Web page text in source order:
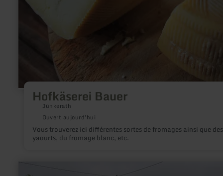
Hofkäserei Bauer
Jünkerath
Ouvert aujourd'hui
Vous trouverez ici différentes sortes de fromages ainsi que des
yaourts, du fromage blanc, etc.